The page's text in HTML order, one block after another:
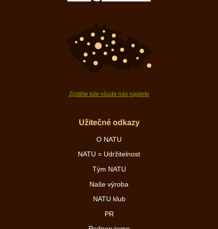
Zjistěte kde všude nás najdete
Užitečné odkazy
O NATU
NATU = Udržitelnost
Tým NATU
Naše výroba
NATU klub
PR